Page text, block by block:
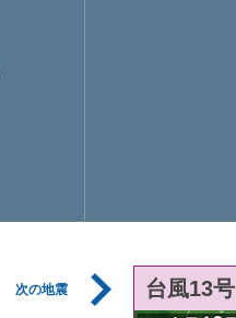
次の地震 台風13号